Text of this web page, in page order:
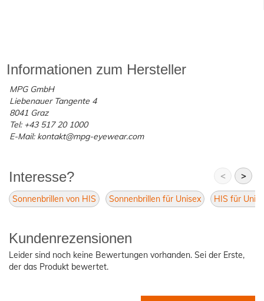
Informationen zum Hersteller
MPG GmbH
Liebenauer Tangente 4
8041 Graz
Tel: +43 517 20 1000
E-Mail: kontakt@mpg-eyewear.com
Interesse? < >
Sonnenbrillen von HIS Sonnenbrillen für Unisex HIS für
Kundenrezensionen
Leider sind noch keine Bewertungen vorhanden. Sei der Erste,
der das Produkt bewertet.